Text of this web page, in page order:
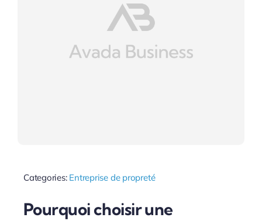
Categories: Entreprise de propreté
Pourquoi choisir une